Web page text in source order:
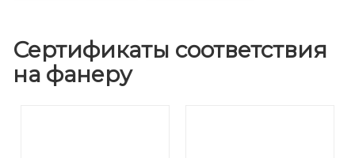
Сертификаты соответствия
на фанеру